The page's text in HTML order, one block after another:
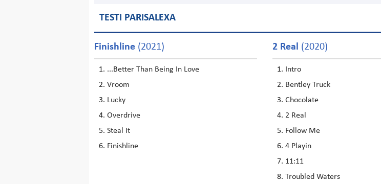
TESTI PARISALEXA
Finishline (2021)
...Better Than Being In Love
Vroom
Lucky
Overdrive
Steal It
Finishline
2 Real (2020)
Intro
Bentley Truck
Chocolate
2 Real
Follow Me
4 Playin
11:11
Troubled Waters